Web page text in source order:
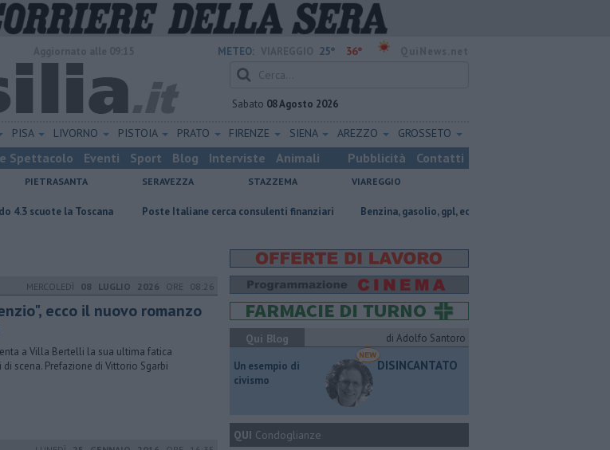
METEO: 25° 36°
Sabato 08 Agosto 2026
PISA LIVORNO PISTOIA PRATO FIRENZE SIENA AREZZO GROSSETO
Spettacolo Eventi Sport Blog Interviste Animali Pubblicità Contatti
PIETRASANTA SERAVEZZA STAZZEMA VIAREGGIO
Toscana Poste Italiane cerca consulenti finanziari ​Benzina, gasolio, gpl, ecco dove risparmiare
MERCOLEDÌ 08 LUGLIO 2026 ORE 08:26
ecco il nuovo romanzo
a Villa Bertelli la sua ultima fatica
scena. Prefazione di Vittorio Sgarbi
Qui Blog di Adolfo Santoro
​Un esempio di
civismo
DISINCANTATO
QUI Condoglianze